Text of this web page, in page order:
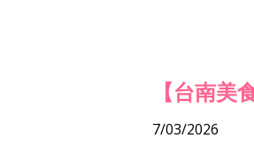
【台南美
7/03/2026